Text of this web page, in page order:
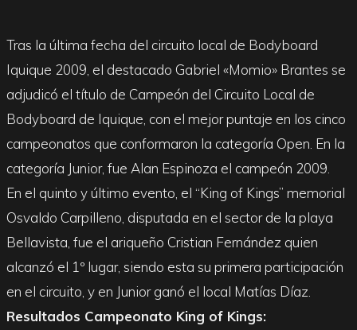
Tras la última fecha del circuito local de Bodyboard
Iquique 2009, el destacado Gabriel «Momio» Brantes se
adjudicó el título de Campeón del Circuito Local de
Bodyboard de Iquique, con el mejor puntaje en los cinco
campeonatos que conformaron la categoría Open. En la
categoría Junior, fue Alan Espinoza el campeón 2009.
En el quinto y último evento, el “King of Kings” memorial
Osvaldo Carpilleno, disputada en el sector de la playa
Bellavista, fue el ariqueño Cristian Fernández quien
alcanzó el 1º lugar, siendo esta su primera participación
en el circuito, y en Junior ganó el local Matías Díaz.
Resultados Campeonato King of Kings: